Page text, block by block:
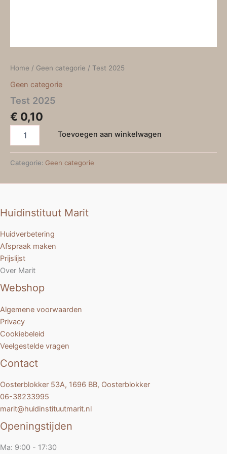
Home / Geen categorie / Test 2025
Geen categorie
Test 2025
€ 0,10
Toevoegen aan winkelwagen
Categorie: Geen categorie
Huidinstituut Marit
Huidverbetering
Afspraak maken
Prijslijst
Over Marit
Webshop
Algemene voorwaarden
Privacy
Cookiebeleid
Veelgestelde vragen
Contact
Oosterblokker 53A, 1696 BB, Oosterblokker
06-38233995
marit@huidinstituutmarit.nl
Openingstijden
Ma: 9:00 - 17:30